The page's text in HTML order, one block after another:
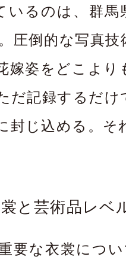
いるのは、群馬
圧倒的な写真
嫁姿をどこよ
だ記録するだけ
封じ込める。そ
と芸術品レベ
要な衣裳につ